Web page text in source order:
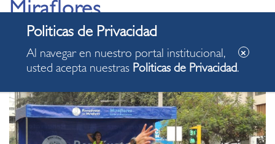
Miraflores
25.08.2019
Al navegar en nuestro portal institucional,
usted acepta nuestras Politicas de Privacidad.